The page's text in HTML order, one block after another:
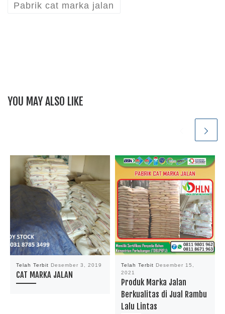
Pabrik cat marka jalan
YOU MAY ALSO LIKE
Telah Terbit Desember 3, 2019
CAT MARKA JALAN
Telah Terbit Desember 15,
2021
Produk Marka Jalan
Berkualitas di Jual Rambu
Lalu Lintas